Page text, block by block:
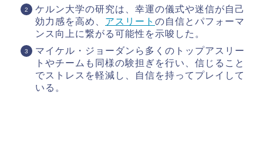
ケルン大学の研究は、幸運の儀式や迷信が自己
効力感を高め、 アスリート の自信とパフォーマ
ンス向上に繋がる可能性を示唆した。
マイケル・ジョーダンら多くのトップアスリー
トやチームも同様の験担ぎを行い、信じること
でストレスを軽減し、自信を持ってプレイして
いる。